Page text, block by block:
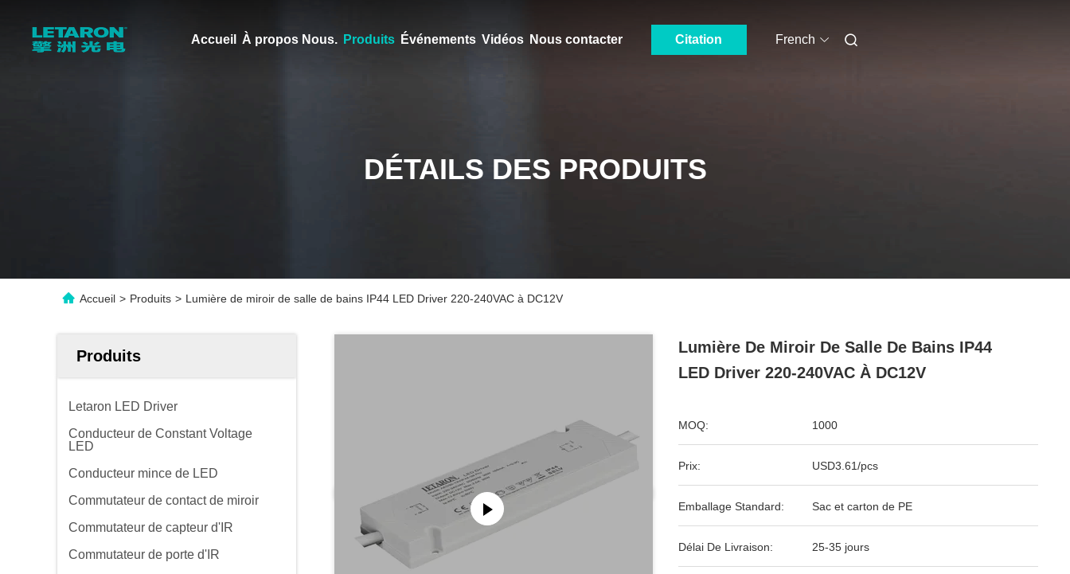
Accueil À propos Nous. Produits Événements Vidéos Nous contacter Citation French
DÉTAILS DES PRODUITS
Accueil > Produits > Lumière de miroir de salle de bains IP44 LED Driver 220-240VAC à DC12V
Produits
Letaron LED Driver
Conducteur de Constant Voltage
LED
Conducteur mince de LED
Commutateur de contact de miroir
Commutateur de capteur d'IR
Commutateur de porte d'IR
Lumière De Miroir De Salle De Bains IP44
LED Driver 220-240VAC À DC12V
MOQ: 1000
Prix: USD3.61/pcs
Emballage Standard: Sac et carton de PE
Délai De Livraison: 25-35 jours